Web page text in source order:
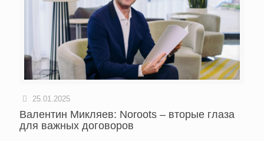
25.01.2025
Валентин Микляев: Noroots – вторые глаза
для важных договоров